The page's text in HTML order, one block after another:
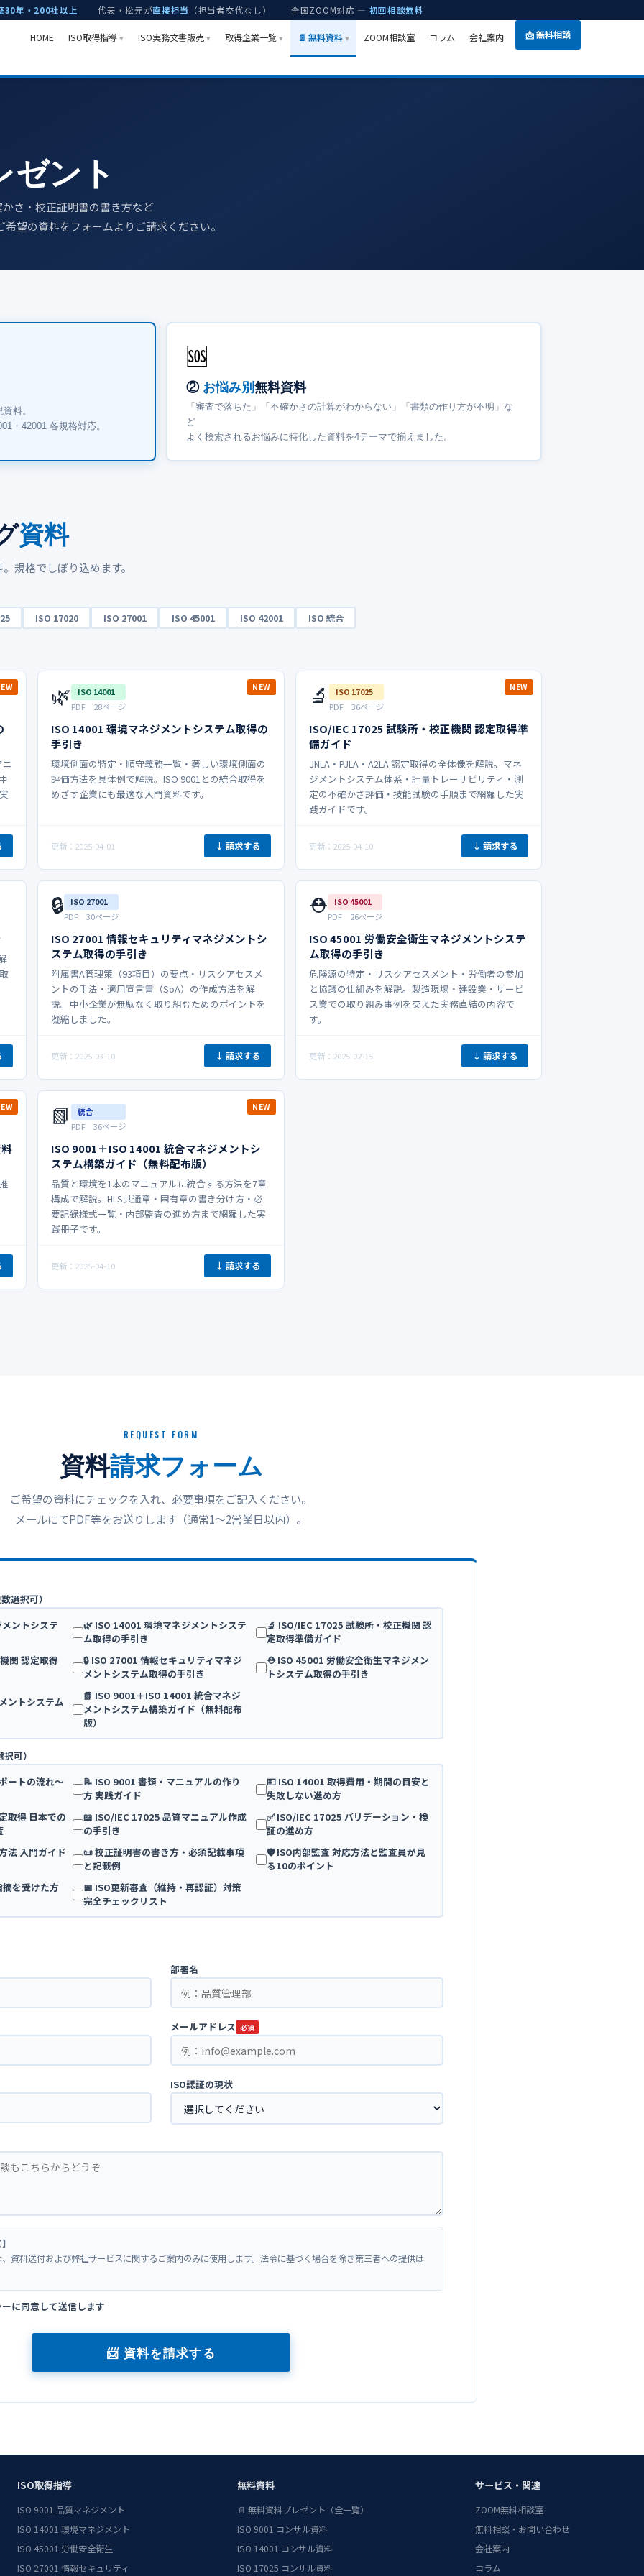
30年・200社以上 代表・松元が直接担当 （担当者交代なし） 全国ZOOM対応 — 初回相談無料
HOME ISO取得指導 ISO実務文書販売 取得企業一覧 📄 無料資料 ZOOM相談室 コラム 会社案内 📩 無料相談
ゼント
さ・校正証明書の書き方など
望の資料をフォームよりご請求ください。
料。
・42001 各規格対応。
🆘
②お悩み別無料資料
「審査で落ちた」「不確かさの計算がわからない」「書類の作り方が不明」な
ど
よく検索されるお悩みに特化した資料を4テーマで揃えました。
資料
規格でしぼり込めます。
ISO 17020 ISO 27001 ISO 45001 ISO 42001 ISO 統合
NEW
🌿 ISO 14001
PDF 28ページ
ISO 14001 環境マネジメントシステム取得の
手引き
環境側面の特定・順守義務一覧・著しい環境側面の
評価方法を具体例で解説。ISO 9001との統合取得を
めざす企業にも最適な入門資料です。
更新：2025-04-01 ↓ 請求する
NEW
🔬 ISO 17025
PDF 36ページ
ISO/IEC 17025 試験所・校正機関 認定取得準
備ガイド
JNLA・PJLA・A2LA 認定取得の全体像を解説。マネ
ジメントシステム体系・計量トレーサビリティ・測
定の不確かさ評価・技能試験の手順まで網羅した実
践ガイドです。
更新：2025-04-10 ↓ 請求する
🔒 ISO 27001
PDF 30ページ
ISO 27001 情報セキュリティマネジメントシ
ステム取得の手引き
附属書A管理策（93項目）の要点・リスクアセスメ
ントの手法・適用宣言書（SoA）の作成方法を解
説。中小企業が無駄なく取り組むためのポイントを
凝縮しました。
更新：2025-03-10 ↓ 請求する
⛑️ ISO 45001
PDF 26ページ
ISO 45001 労働安全衛生マネジメントシステ
ム取得の手引き
危険源の特定・リスクアセスメント・労働者の参加
と協議の仕組みを解説。製造現場・建設業・サービ
ス業での取り組み事例を交えた実務直結の内容で
す。
更新：2025-02-15 ↓ 請求する
NEW
📗 統合
PDF 36ページ
ISO 9001＋ISO 14001 統合マネジメントシ
ステム構築ガイド（無料配布版）
品質と環境を1本のマニュアルに統合する方法を7章
構成で解説。HLS共通章・固有章の書き分け方・必
要記録様式一覧・内部監査の進め方まで網羅した実
践冊子です。
更新：2025-04-10 ↓ 請求する
REQUEST FORM
資料請求フォーム
ご希望の資料にチェックを入れ、必要事項をご記入ください。
メールにてPDF等をお送りします（通常1〜2営業日以内）。
選択可）
ントシステ
🌿 ISO 14001 環境マネジメントシステ
ム取得の手引き
🔬 ISO/IEC 17025 試験所・校正機関 認
定取得準備ガイド
関 認定取得
🔒 ISO 27001 情報セキュリティマネジ
メントシステム取得の手引き
⛑️ ISO 45001 労働安全衛生マネジメン
トシステム取得の手引き
ントシステム
📗 ISO 9001＋ISO 14001 統合マネジ
メントシステム構築ガイド（無料配布
版）
可）
ートの流れ〜
📝 ISO 9001 書類・マニュアルの作り
方 実践ガイド
💴 ISO 14001 取得費用・期間の目安と
失敗しない進め方
得 日本での
📖 ISO/IEC 17025 品質マニュアル作成
の手引き
✅ ISO/IEC 17025 バリデーション・検
証の進め方
法 入門ガイド
📜 校正証明書の書き方・必須記載事項
と記載例
🛡️ ISO内部監査 対応方法と監査員が見
る10のポイント
を受けた方
📅 ISO更新審査（維持・再認証）対策
完全チェックリスト
部署名
メールアドレス 必須
ISO認証の現状
資料送付および弊社サービスに関するご案内のみに使用します。法令に基づく場合を除き第三者への提供は
に同意して送信します
📨 資料を請求する
ISO取得指導
ISO 9001 品質マネジメント
ISO 14001 環境マネジメント
ISO 45001 労働安全衛生
ISO 27001 情報セキュリティ
無料資料
📄 無料資料プレゼント（全一覧）
ISO 9001 コンサル資料
ISO 14001 コンサル資料
ISO 17025 コンサル資料
サービス・関連
ZOOM無料相談室
無料相談・お問い合わせ
会社案内
コラム